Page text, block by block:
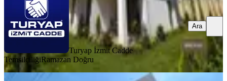
Turyap İzmit Cadde
TemsilciliğiRamazan Doğru
Ara